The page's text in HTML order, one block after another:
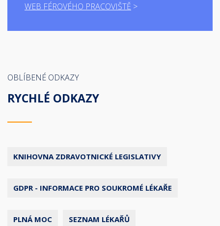
WEB FÉROVÉHO PRACOVIŠTĚ
OBLÍBENÉ ODKAZY
RYCHLÉ ODKAZY
KNIHOVNA ZDRAVOTNICKÉ LEGISLATIVY
GDPR - INFORMACE PRO SOUKROMÉ LÉKAŘE
PLNÁ MOC SEZNAM LÉKAŘŮ